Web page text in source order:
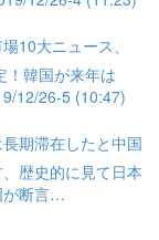
10大ニュース、
！韓国が来年は
12/26-5 (10:47)
期滞在したと中国
歴史的に見て日本
が断言…